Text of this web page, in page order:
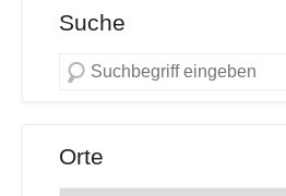
Suche
Orte